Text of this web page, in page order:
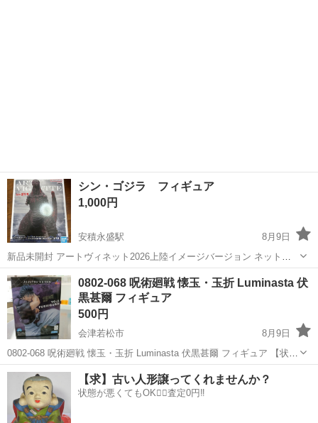
シン・ゴジラ フィギュア
1,000円
安積永盛駅
8月9日
新品未開封 アートヴィネット2026上陸イメージバージョン ネットで
３０００円くらいでした。 他の商品と同時購入でお値引きいたします
福島 郡山市 安積永盛駅 フィギュア
0802-068 呪術廻戦 懐玉・玉折 Luminasta 伏
黒甚爾 フィギュア
500円
会津若松市
8月9日
0802-068 呪術廻戦 懐玉・玉折 Luminasta 伏黒甚爾 フィギュア 【状
態】 ・使用頻度の少ない美品です ・詳細は現地でご確認ください ・
お値引きは出来かねますのでご了承願います ※中古品のた...
福島 会津若松市 フィギュア 呪術廻戦
【求】古い人形譲ってくれませんか？
状態が悪くてもOK🙆‍♀️査定0円‼️